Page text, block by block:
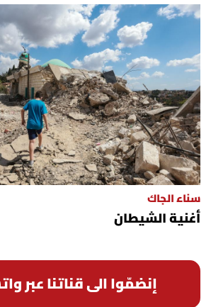
solutions by
سناء الجاك
أغنية الشيطان
إنضمّوا الى قناتنا عبر